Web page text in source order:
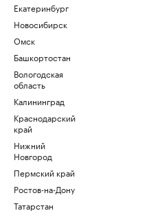
Екатеринбург
Новосибирск
Омск
Башкортостан
Вологодская
область
Калининград
Краснодарский
край
Нижний
Новгород
Пермский край
Ростов-на-Дону
Татарстан